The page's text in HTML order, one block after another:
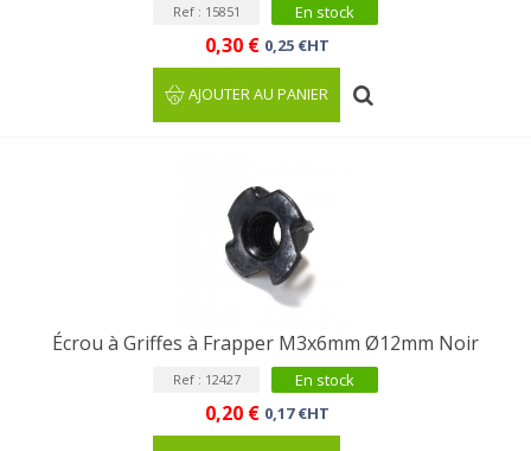
Ref : 15851 En stock
0,30 € 0,25 €HT
AJOUTER AU PANIER
Écrou à Griffes à Frapper M3x6mm Ø12mm Noir
Ref : 12427 En stock
0,20 € 0,17 €HT